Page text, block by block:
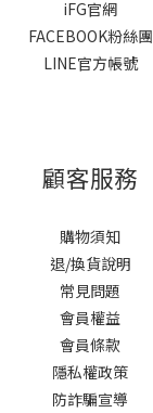
iFG官網
FACEBOOK粉絲團
LINE官方帳號
顧客服務
購物須知
退/換貨說明
常見問題
會員權益
會員條款
隱私權政策
防詐騙宣導